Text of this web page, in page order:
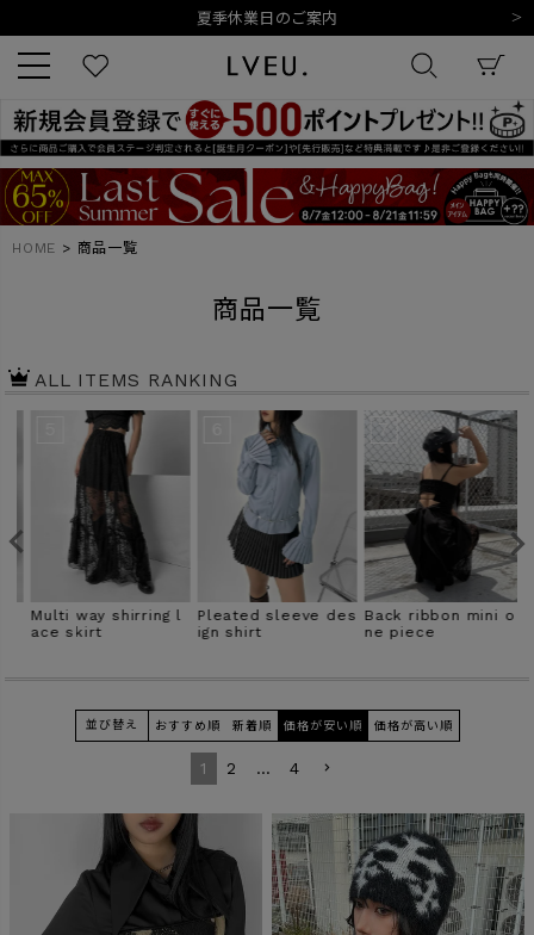
令和8年熊本地震の影響によるお荷物のお届けについて
新規会員登録でもれなく500ポイントプレゼント
令和8年熊本地震の影響によるお荷物のお届けについて
キーワード
販売タイプ
再入荷 SALE
商品タイプ
HIT ITEM
価格（税込）
〜
HOME 商品一覧
商品一覧
ALL ITEMS RANKING
Multi way shirring l
ace skirt
Pleated sleeve des
ign shirt
7
Back ribbon mini o
ne piece
並び替え おすすめ順 新着順 価格が安い順 価格が高い順
1 2 … 4